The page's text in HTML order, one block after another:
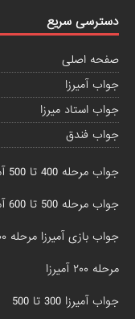
دسترسی سریع
صفحه اصلی
جواب آمیرزا
جواب استاد میرزا
جواب فندق
جواب مرحله 400 تا 500 آمیرزا
جواب مرحله 500 تا 600 آمیرزا
جواب بازی آمیرزا مرحله ۱۰۰۰ تا ۲۰۰۰
مرحله ۲۰۰ آمیرزا
جواب آمیرزا 300 تا 500